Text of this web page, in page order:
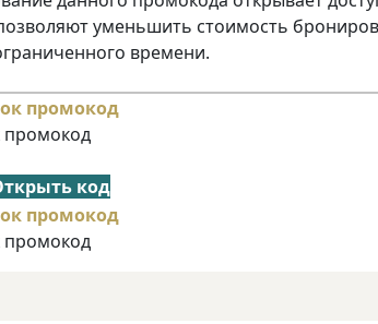
уменьшить стоимость
времени.
промокод
код
промокод